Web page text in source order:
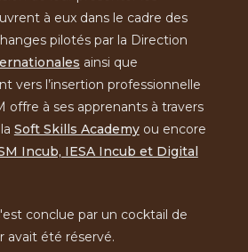
à eux dans le cadre des
pilotés par la Direction
ainsi que
vers l’insertion professionnelle
offre à ses apprenants à travers
Soft Skills Academyou encore
Incub, IESA Incub et Digital
conclue par un cocktail de
avait été réservé.